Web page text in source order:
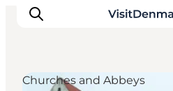
Churches and Abbeys